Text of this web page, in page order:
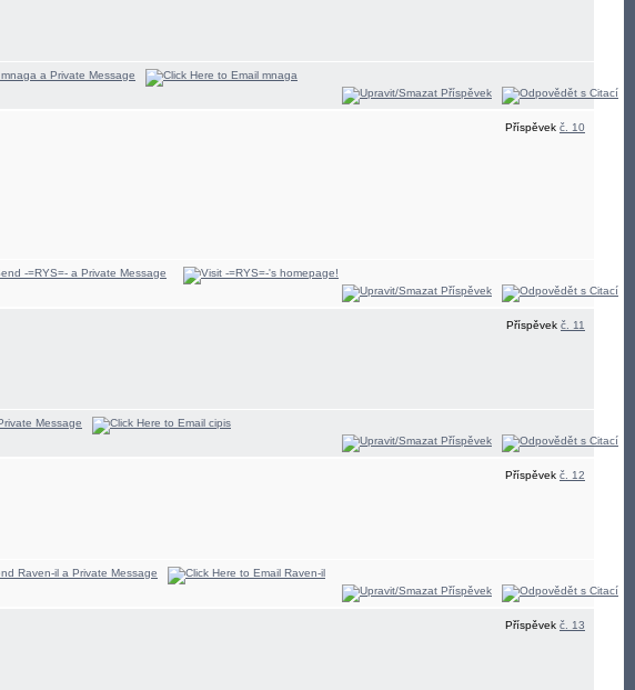
Příspěvek č. 10
Příspěvek č. 11
Příspěvek č. 12
Příspěvek č. 13